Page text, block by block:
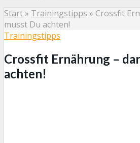
Start» Trainingstipps » Crossfit
musst Du achten!
Trainingstipps
Crossfit Ernährung –
achten!